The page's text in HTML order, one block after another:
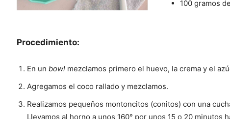
100 gramos
Procedimiento:
En un bowlmezclamos primero el huevo, la crema y el
Agregamos el coco rallado y mezclamos.
Realizamos pequeños montoncitos (conitos) con una
Llevamos al horno a unos 160° por unos 15 o 20 minutos